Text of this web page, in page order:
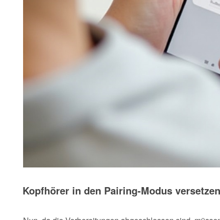
Kopfhörer in den Pairing-Modus versetzen